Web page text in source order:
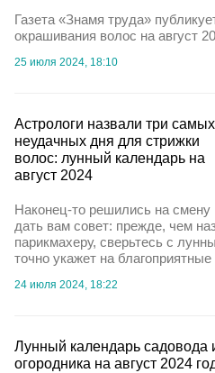
Газета «Знамя труда»
окрашивания волос на август
25 июля 2024, 18:10
Астрологи назвали три самых
неудачных дня для стрижки
волос: лунный календарь на
август 2024
Наконец-то решились на смену
дать вам совет: прежде, чем
парикмахеру, сверьтесь с
точно укажет на благоприятные
24 июля 2024, 18:22
Лунный календарь садовода
огородника на август 2024